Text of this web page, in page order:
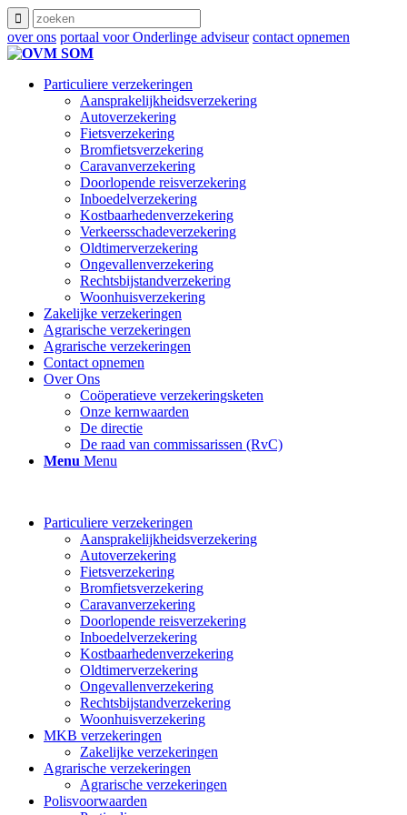
over ons portaal voor Onderlinge adviseur contact opnemen
Particuliere verzekeringen
Aansprakelijkheidsverzekering
Autoverzekering
Fietsverzekering
Bromfietsverzekering
Caravanverzekering
Doorlopende reisverzekering
Inboedelverzekering
Kostbaarhedenverzekering
Verkeersschadeverzekering
Oldtimerverzekering
Ongevallenverzekering
Rechtsbijstandverzekering
Woonhuisverzekering
Zakelijke verzekeringen
Agrarische verzekeringen
Agrarische verzekeringen
Contact opnemen
Over Ons
Coöperatieve verzekeringsketen
Onze kernwaarden
De directie
De raad van commissarissen (RvC)
Menu Menu
Particuliere verzekeringen
Aansprakelijkheidsverzekering
Autoverzekering
Fietsverzekering
Bromfietsverzekering
Caravanverzekering
Doorlopende reisverzekering
Inboedelverzekering
Kostbaarhedenverzekering
Oldtimerverzekering
Ongevallenverzekering
Rechtsbijstandverzekering
Woonhuisverzekering
MKB verzekeringen
Zakelijke verzekeringen
Agrarische verzekeringen
Agrarische verzekeringen
Polisvoorwaarden